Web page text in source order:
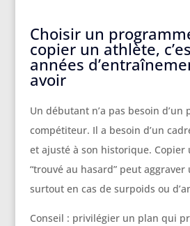
Choisir un
copier un athlète,
années
avoir
Un débutant n’a pas besoin d’un
compétiteur. Il a besoin d’un
et ajusté à son historique.
“trouvé au hasard” peut aggraver
surtout en cas de surpoids ou
Conseil : privilégier un plan qui